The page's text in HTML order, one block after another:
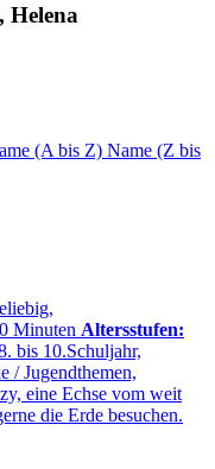
Helena
(A bis Z) Name (Z bis
Minuten Altersstufen:
bis 10.Schuljahr,
/ Jugendthemen,
eine Echse vom weit
die Erde besuchen.